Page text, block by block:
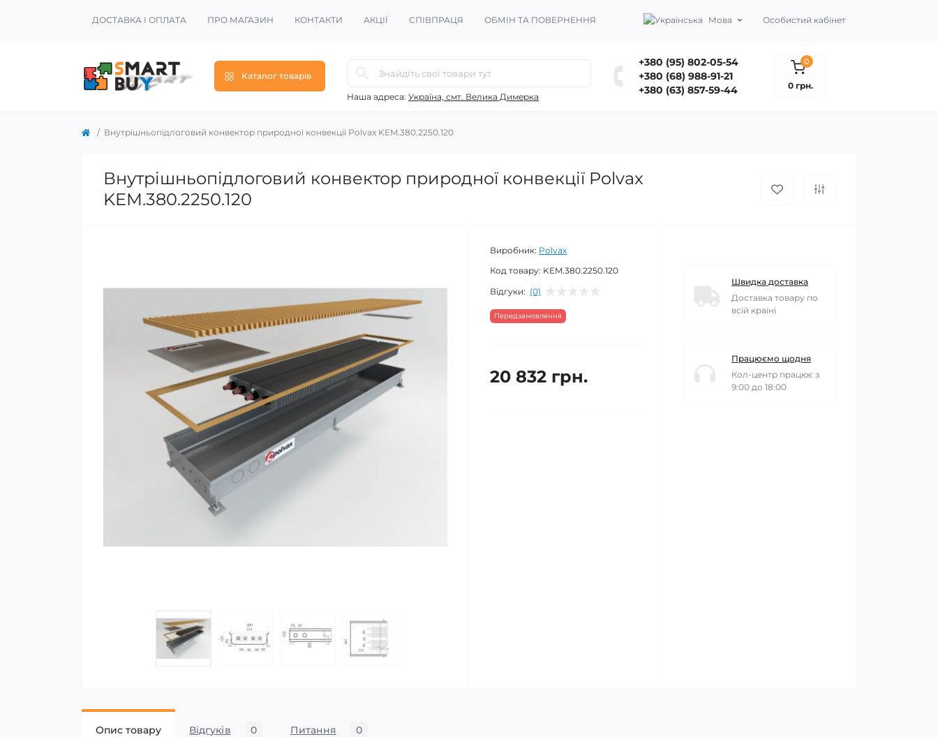
ДОСТАВКА І ОПЛАТА ПРО МАГАЗИН КОНТАКТИ АКЦІЇ СПІВПРАЦЯ ОБМІН ТА ПОВЕРНЕННЯ Мова Особистий кабінет
Каталог товарів
Наша адреса: Україна, смт. Велика Димерка
+380 (95) 802-05-54
+380 (68) 988-91-21
+380 (63) 857-59-44
0
0 грн.
Внутрішньопідлоговий конвектор природної конвекції Polvax KEM.380.2250.120
Внутрішньопідлоговий конвектор природної конвекції Polvax
KEM.380.2250.120
Виробник: Polvax
Код товару: KEM.380.2250.120
Відгуки: (0)
Передзамовлення
20 832 грн.
Швидка доставка
Доставка товару по
всій країні
Працюємо щодня
Кол-центр працює з
9:00 до 18:00
Опис товару Відгуків 0 Питання 0